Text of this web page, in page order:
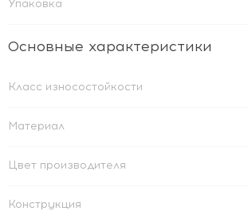
Упаковка
Основные характеристики
Класс износостойкости
Материал
Цвет производителя
Конструкция